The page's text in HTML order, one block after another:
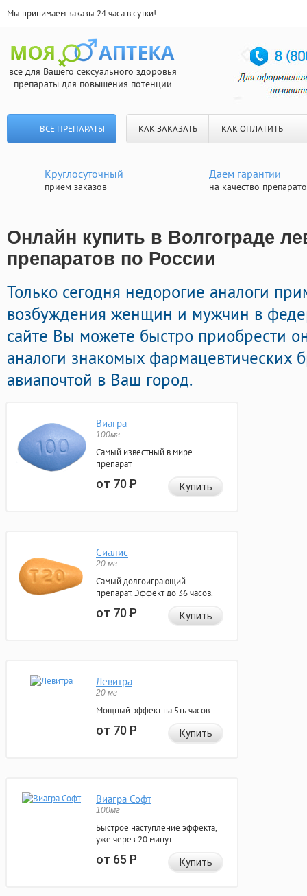
Мы принимаем заказы 24 часа в сутки!
все для Вашего сексуального здоровья
препараты для повышения потенции
ВСЕ ПРЕПАРАТЫ КАК ЗАКАЗАТЬ КАК ОПЛАТИТЬ
Круглосуточный
прием заказов
Даем гарантии
на качество
Онлайн купить в Волгограде
препаратов по России
Только сегодня недорогие аналоги
возбуждения женщин и мужчин в
сайте Вы можете быстро приобрести
аналоги знакомых фармацевтических
авиапочтой в Ваш город.
Виагра
100мг
Самый известный в мире
препарат
от 70Р Купить
Сиалис
20 мг
Самый долгоиграющий
препарат. Эффект до 36 часов.
от 70Р Купить
Левитра
20 мг
Мощный эффект на 5ть часов.
от 70Р Купить
Виагра Софт
100мг
Быстрое наступление эффекта,
уже через 20 минут.
от 65Р Купить